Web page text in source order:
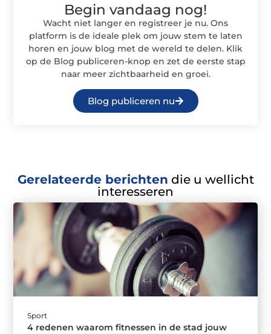
Begin vandaag nog!
Wacht niet langer en registreer je nu. Ons
platform is de ideale plek om jouw stem te laten
horen en jouw blog met de wereld te delen. Klik
op de Blog publiceren-knop en zet de eerste stap
naar meer zichtbaarheid en groei.
Blog publiceren nu
Gerelateerde berichten die u wellicht
interesseren
Sport
4 redenen waarom fitnessen in de stad jouw